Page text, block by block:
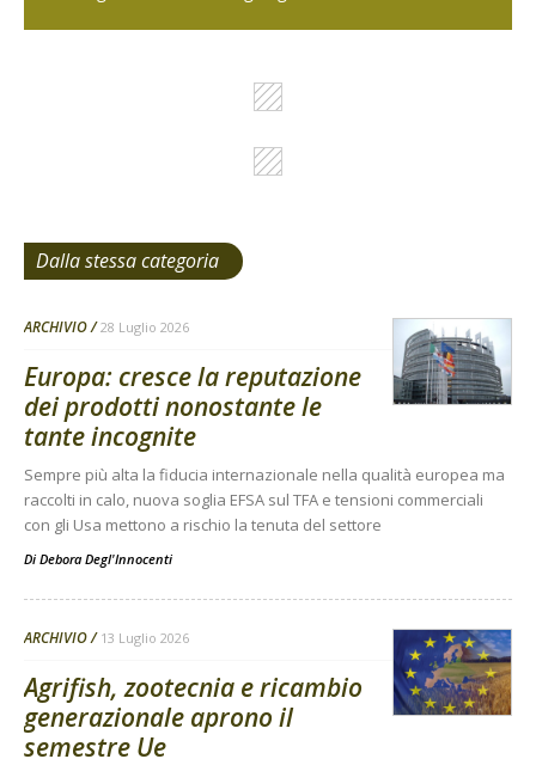
Dalla stessa categoria
ARCHIVIO 28 Luglio 2026
Europa: cresce la reputazione
dei prodotti nonostante le
tante incognite
Sempre più alta la fiducia internazionale nella qualità europea ma
raccolti in calo, nuova soglia EFSA sul TFA e tensioni commerciali
con gli Usa mettono a rischio la tenuta del settore
Di Debora Degl'Innocenti
ARCHIVIO 13 Luglio 2026
Agrifish, zootecnia e ricambio
generazionale aprono il
semestre Ue